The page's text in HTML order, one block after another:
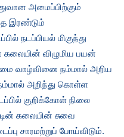
அமைப்பிற்கும்
இரண்டும்
நடப்பியல் மிகுந்து
விழுமிய பயன்
வாழ்வினை நம்மால் அறிய
அறிந்து கொள்ள
குறிக்கோள் நிலை
கலையின் சுவை
சாரமற்றுப் போய்விடும்.